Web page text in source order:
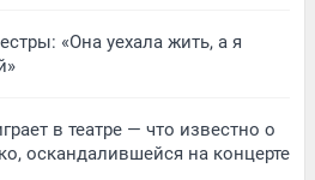
«Она уехала жить, а я
в театре — что известно о
оскандалившейся на концерте